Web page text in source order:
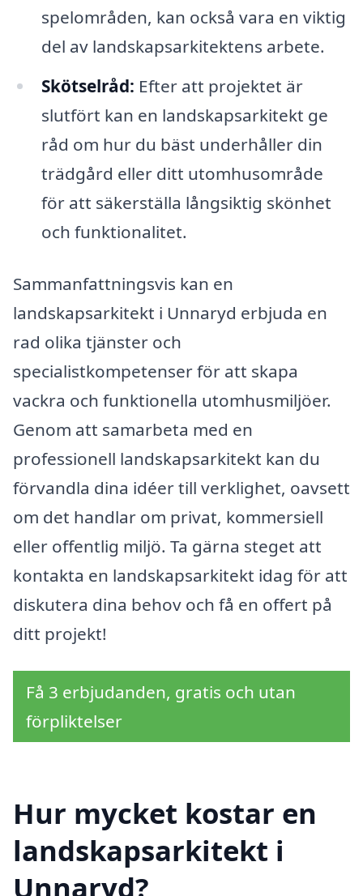
spelområden, kan också vara en viktig
del av landskapsarkitektens arbete.
Skötselråd: Efter att projektet är
slutfört kan en landskapsarkitekt ge
råd om hur du bäst underhåller din
trädgård eller ditt utomhusområde
för att säkerställa långsiktig skönhet
och funktionalitet.
Sammanfattningsvis kan en
landskapsarkitekt i Unnaryd erbjuda en
rad olika tjänster och
specialistkompetenser för att skapa
vackra och funktionella utomhusmiljöer.
Genom att samarbeta med en
professionell landskapsarkitekt kan du
förvandla dina idéer till verklighet, oavsett
om det handlar om privat, kommersiell
eller offentlig miljö. Ta gärna steget att
kontakta en landskapsarkitekt idag för att
diskutera dina behov och få en offert på
ditt projekt!
Få 3 erbjudanden, gratis och utan
förpliktelser
Hur mycket kostar en
landskapsarkitekt i
Unnaryd?